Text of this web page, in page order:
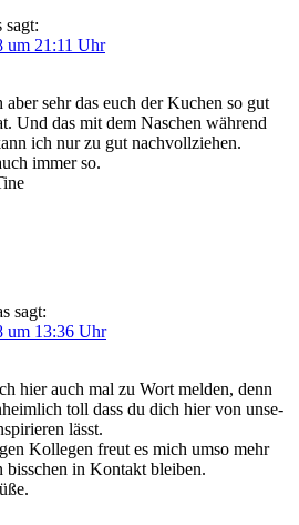
sagt:
um 21:11 Uhr
sehr das euch der Kuchen so gut
Und das mit dem Naschen wäh­rend
ich nur zu gut nachvollziehen.
immer so.
sagt:
um 13:36 Uhr
hier auch mal zu Wort mel­den, denn
toll dass du dich hier von unse­
lässt.
Kol­le­gen freut es mich umso mehr
biss­chen in Kon­takt bleiben.